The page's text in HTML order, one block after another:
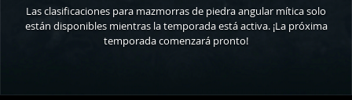
Las clasificaciones para mazmorras de piedra angular mítica solo
están disponibles mientras la temporada está activa. ¡La próxima
temporada comenzará pronto!